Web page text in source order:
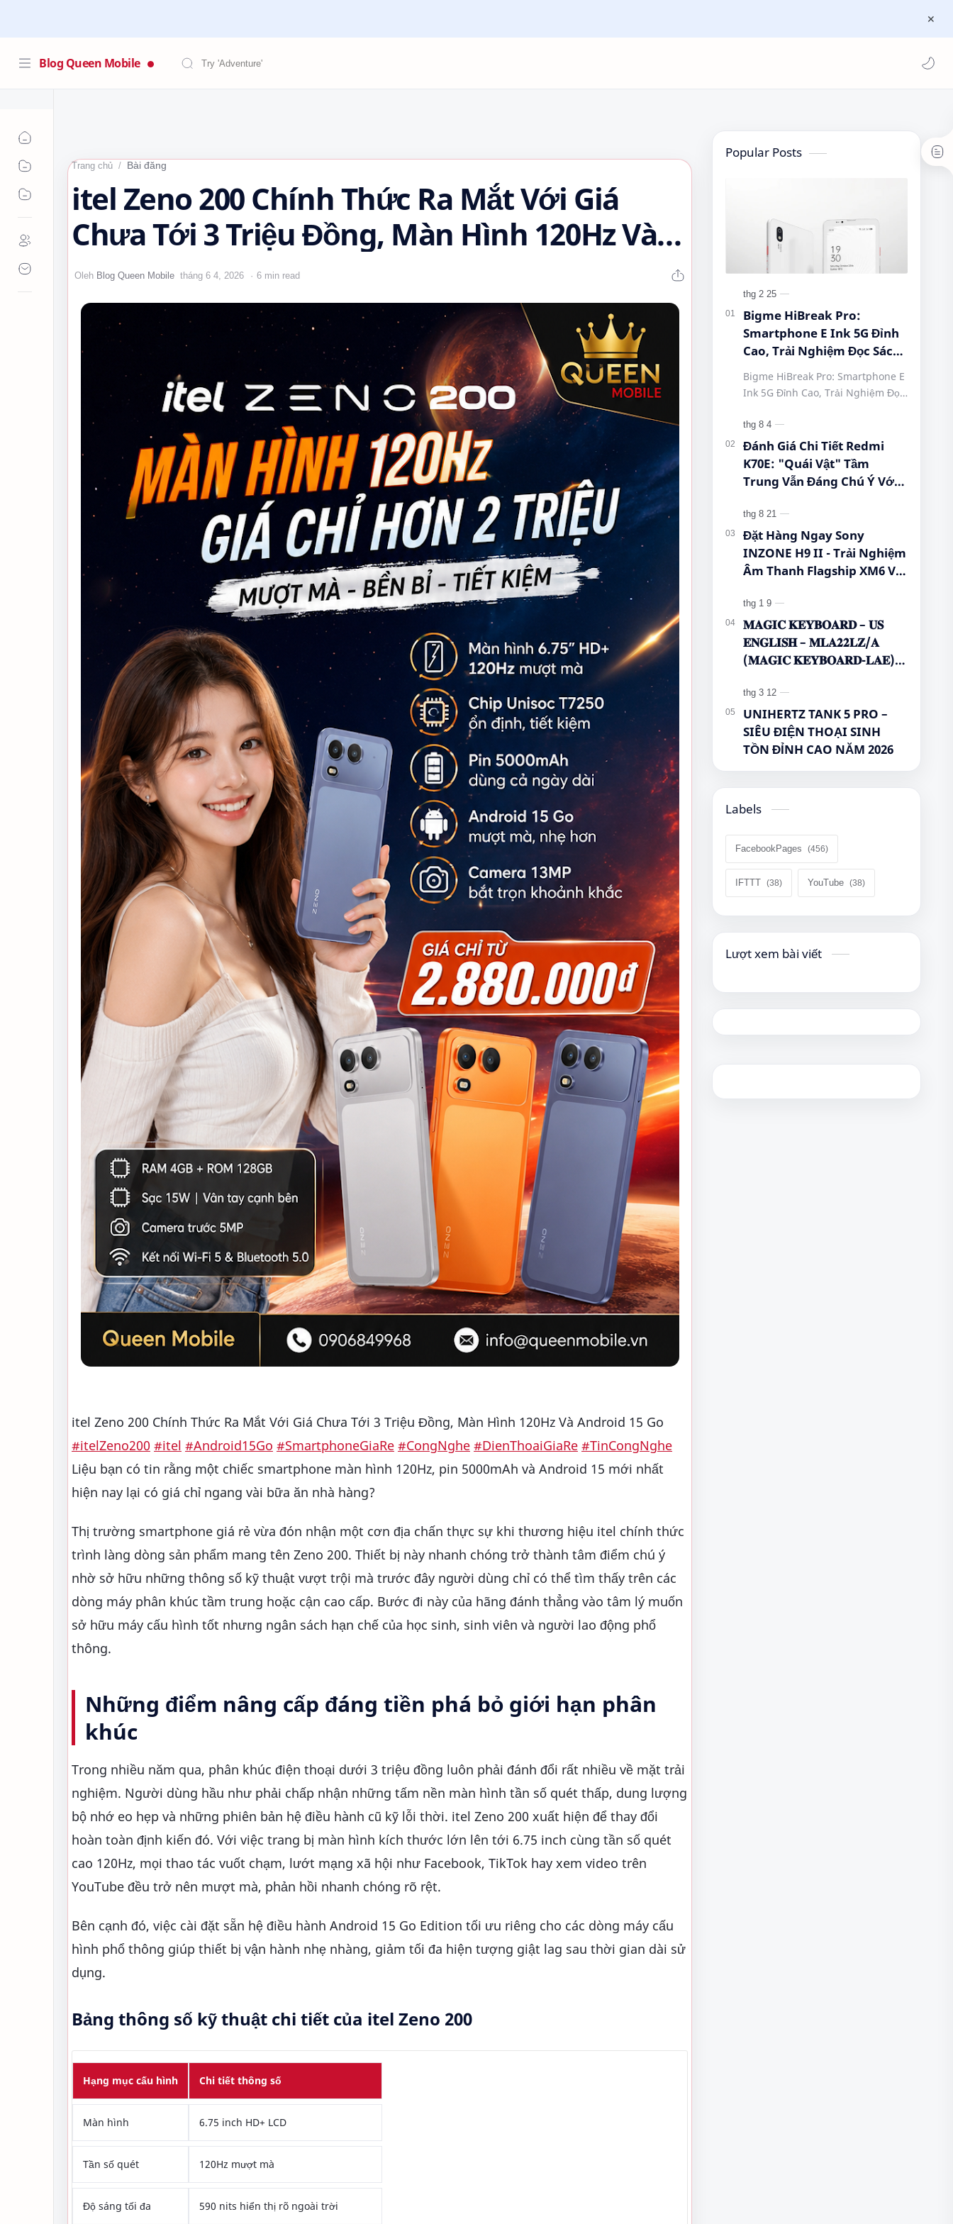
Blog Queen Mobile
Trang chủ Bài đăng
itel Zeno 200 Chính Thức Ra Mắt Với Giá
Chưa Tới 3 Triệu Đồng, Màn Hình 120Hz Và
Android 15 Go #itelZeno200 #itel…
6 min read
itel Zeno 200 Chính Thức Ra Mắt Với Giá Chưa Tới 3 Triệu Đồng, Màn Hình 120Hz Và Android 15 Go
#itelZeno200 #itel #Android15Go #SmartphoneGiaRe #CongNghe #DienThoaiGiaRe #TinCongNghe
Liệu bạn có tin rằng một chiếc smartphone màn hình 120Hz, pin 5000mAh và Android 15 mới nhất
hiện nay lại có giá chỉ ngang vài bữa ăn nhà hàng?
Thị trường smartphone giá rẻ vừa đón nhận một cơn địa chấn thực sự khi thương hiệu itel chính thức
trình làng dòng sản phẩm mang tên Zeno 200. Thiết bị này nhanh chóng trở thành tâm điểm chú ý
nhờ sở hữu những thông số kỹ thuật vượt trội mà trước đây người dùng chỉ có thể tìm thấy trên các
dòng máy phân khúc tầm trung hoặc cận cao cấp. Bước đi này của hãng đánh thẳng vào tâm lý muốn
sở hữu máy cấu hình tốt nhưng ngân sách hạn chế của học sinh, sinh viên và người lao động phổ
thông.
Những điểm nâng cấp đáng tiền phá bỏ giới hạn phân
khúc
Trong nhiều năm qua, phân khúc điện thoại dưới 3 triệu đồng luôn phải đánh đổi rất nhiều về mặt trải
nghiệm. Người dùng hầu như phải chấp nhận những tấm nền màn hình tần số quét thấp, dung lượng
bộ nhớ eo hẹp và những phiên bản hệ điều hành cũ kỹ lỗi thời. itel Zeno 200 xuất hiện để thay đổi
hoàn toàn định kiến đó. Với việc trang bị màn hình kích thước lớn lên tới 6.75 inch cùng tần số quét
cao 120Hz, mọi thao tác vuốt chạm, lướt mạng xã hội như Facebook, TikTok hay xem video trên
YouTube đều trở nên mượt mà, phản hồi nhanh chóng rõ rệt.
Bên cạnh đó, việc cài đặt sẵn hệ điều hành Android 15 Go Edition tối ưu riêng cho các dòng máy cấu
hình phổ thông giúp thiết bị vận hành nhẹ nhàng, giảm tối đa hiện tượng giật lag sau thời gian dài sử
dụng.
Bảng thông số kỹ thuật chi tiết của itel Zeno 200
Hạng mục cấu hình Chi tiết thông số
Màn hình 6.75 inch HD+ LCD
Tần số quét 120Hz mượt mà
Độ sáng tối đa 590 nits hiển thị rõ ngoài trời
Popular Posts
Bigme HiBreak Pro:
Smartphone E Ink 5G Đỉnh
Cao, Trải Nghiệm Đọc Sách
Mobile! #BigmeHiBreakPro
#SmartphoneEInk
#QueenMobile
#HiBreakPro5G
#DienThoaiDocSach
#CongNgheMoi
#MuaSamThongMinh
#EInkPhone
#5GSmartphone
Bigme HiBreak Pro: Smartphone E
Ink 5G Đỉnh Cao, Trải Nghiệm Đọc
#BigmeHiBreakPro
#SmartphoneEInk #QueenMobile
#Hi…
Đánh Giá Chi Tiết Redmi
K70E: "Quái Vật" Tầm
Trung Vẫn Đáng Chú Ý Với
Hình 1.5K Và Pin 5.500 mAh
Đặt Hàng Ngay Sony
INZONE H9 II - Trải Nghiệm
Âm Thanh Flagship XM6 Với
𝐌𝐀𝐆𝐈𝐂 𝐊𝐄𝐘𝐁𝐎𝐀𝐑𝐃 – 𝐔𝐒
𝐄𝐍𝐆𝐋𝐈𝐒𝐇 – 𝐌𝐋𝐀𝟐𝟐𝐋𝐙/𝐀
(𝐌𝐀𝐆𝐈𝐂 𝐊𝐄𝐘𝐁𝐎𝐀𝐑𝐃-𝐋𝐀𝐄)
UNIHERTZ TANK 5 PRO –
SIÊU ĐIỆN THOẠI SINH
TỒN ĐỈNH CAO NĂM 2026
Labels
FacebookPages
IFTTT YouTube
Lượt xem bài viết